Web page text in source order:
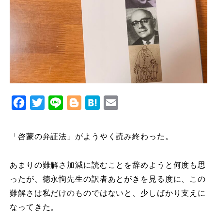
Facebook
TwitterLine BloggerHatena
「啓蒙の弁証法」がようやく読み終わった。
あまりの難解さ加減に読むことを辞めようと何度も思
ったが、徳永恂先生の訳者あとがきを見る度に、この
難解さは私だけのものではないと、少しばかり支えに
なってきた。